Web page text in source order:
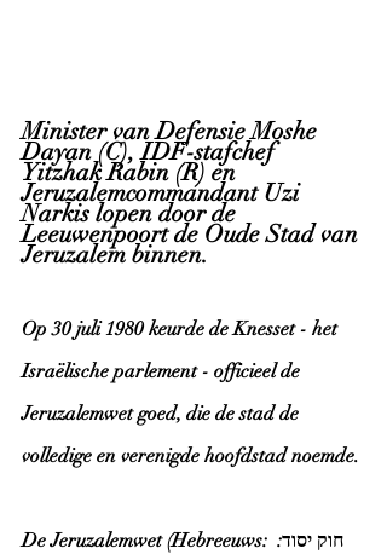
Minister van Defensie Moshe
Dayan (C), IDF-stafchef
Yitzhak Rabin (R) en
Jeruzalemcommandant Uzi
Narkis lopen door de
Leeuwenpoort de Oude Stad van
Jeruzalem binnen.
Op 30 juli 1980 keurde de Knesset - het
Israëlische parlement - officieel de
Jeruzalemwet goed, die de stad de
volledige en verenigde hoofdstad noemde.
De Jeruzalemwet (Hebreeuws: חוק יסוד: